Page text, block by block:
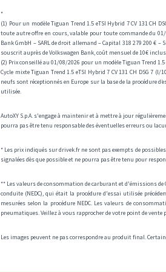
*
(1) Pour un modèle Tiguan Trend 1.5 eTSI Hybrid 7 CV 131 CH
toute autre offre en cours, valable pour toute commande du
Bank GmbH – SARL de droit allemand – Capital 318 279 200 € –
souscrit auprès de Volkswagen Bank, coût mensuel de 10€
(2) Prix conseillé au 01/08/2026 pour un modèle Tiguan Trend 1.5
Cycle mixte Tiguan Trend 1.5 eTSI Hybrid 7 CV 131 CH DSG 7
neufs sont réceptionnés en Europe sur la base de la procédure
utilisée.
AutoXY S.p.A. s'engage à maintenir et à mettre à jour
pourra pas être tenu responsable des éventuelles erreurs ou
* Les prix indiqués sur drivek.fr ne sont pas exempts de
signalées dès que possible et ne pourra pas être tenu pour
** Les valeurs de consommation de carburant et d'émissions de
conduite (NEDC), qui était la procédure d'essai utilisée
mesurées selon la procédure NEDC. Les valeurs de
pneumatiques. Veillez à vous rapprocher de votre point de vente
Les images peuvent ne pas correspondre au produit final.